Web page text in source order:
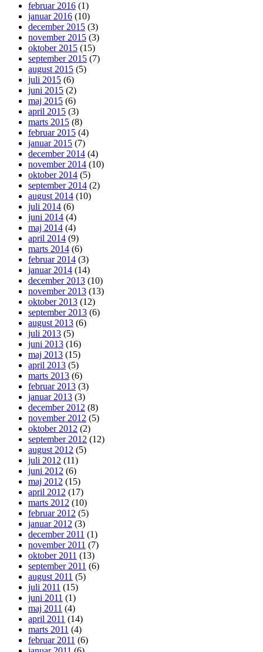
februar 2016 (1)
januar 2016 (10)
december 2015 (3)
november 2015 (3)
oktober 2015 (15)
september 2015 (7)
august 2015 (5)
juli 2015 (6)
juni 2015 (2)
maj 2015 (6)
april 2015 (3)
marts 2015 (8)
februar 2015 (4)
januar 2015 (7)
december 2014 (4)
november 2014 (10)
oktober 2014 (5)
september 2014 (2)
august 2014 (10)
juli 2014 (6)
juni 2014 (4)
maj 2014 (4)
april 2014 (9)
marts 2014 (6)
februar 2014 (3)
januar 2014 (14)
december 2013 (10)
november 2013 (13)
oktober 2013 (12)
september 2013 (6)
august 2013 (6)
juli 2013 (5)
juni 2013 (16)
maj 2013 (15)
april 2013 (5)
marts 2013 (6)
februar 2013 (3)
januar 2013 (3)
december 2012 (8)
november 2012 (5)
oktober 2012 (2)
september 2012 (12)
august 2012 (5)
juli 2012 (11)
juni 2012 (6)
maj 2012 (15)
april 2012 (17)
marts 2012 (10)
februar 2012 (5)
januar 2012 (3)
december 2011 (1)
november 2011 (7)
oktober 2011 (13)
september 2011 (6)
august 2011 (5)
juli 2011 (15)
juni 2011 (1)
maj 2011 (4)
april 2011 (14)
marts 2011 (4)
februar 2011 (6)